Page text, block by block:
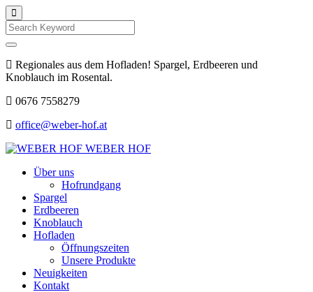
Search
Regionales aus dem Hofladen! Spargel, Erdbeeren und
Knoblauch im Rosental.
0676 7558279
office@weber-hof.at
WEBER HOF
Über uns
Hofrundgang
Spargel
Erdbeeren
Knoblauch
Hofladen
Öffnungszeiten
Unsere Produkte
Neuigkeiten
Kontakt